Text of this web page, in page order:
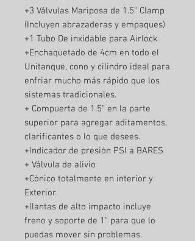
+3 Válvulas Mariposa de 1.5" Clamp
(Incluyen abrazaderas y empaques)
+1 Tubo De inxidable para Airlock
+Enchaquetado de 4cm en todo el
Unitanque, cono y cilindro ideal para
enfriar mucho más rápido que los
sistemas tradicionales.
+ Compuerta de 1.5" en la parte
superior para agregar aditamentos,
clarificantes o lo que desees.
+Indicador de presión PSI a BARES
+ Válvula de alivio
+Cónico totalmente en interior y
Exterior.
+llantas de alto impacto incluye
freno y soporte de 1" para que lo
puedas mover sin problemas.